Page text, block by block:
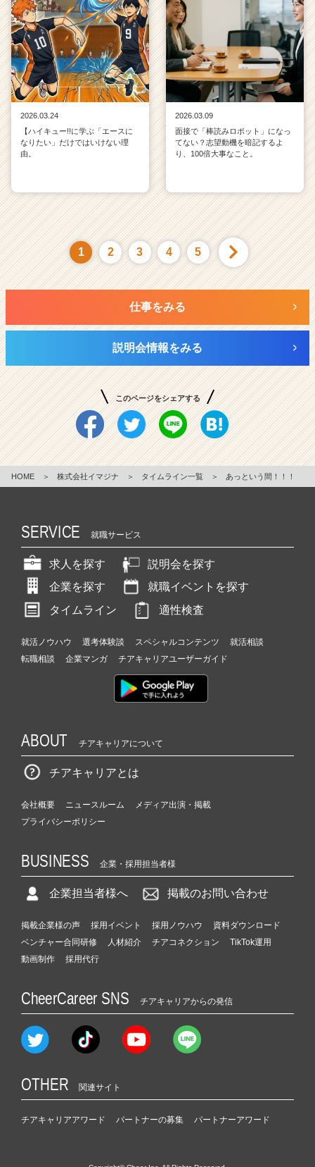
2026.03.24
【ハイキュー!!に学ぶ「エースに
なりたい」だけではいけない理
由。
2026.03.09
面接で「棒読みロボット」になっ
てない？志望動機を暗記するよ
り、100倍大事なこと。
1 2 3 4 5
仕事をみる
説明会情報をみる
このページをシェアする
HOME ＞ 株式会社イマジナ ＞ タイムライン一覧 ＞ あっという間！！！
SERVICE 就職サービス
求人を探す
説明会を探す
企業を探す
就職イベントを探す
タイムライン
適性検査
就活ノウハウ 選考体験談 スペシャルコンテンツ
就活相談
転職相談
企業マンガ チアキャリアユーザーガイド
ABOUT チアキャリアについて
チアキャリアとは
会社概要 ニュースルーム
メディア出演・掲載
プライバシーポリシー
BUSINESS 企業・採用担当者様
企業担当者様へ 掲載のお問い合わせ
掲載企業様の声 採用イベント 採用ノウハウ
資料ダウンロード
ベンチャー合同研修
人材紹介 チアコネクション
TikTok運用
動画制作
採用代行
CheerCareer SNS チアキャリアからの発信
OTHER 関連サイト
チアキャリアアワード パートナーの募集 パートナーアワード